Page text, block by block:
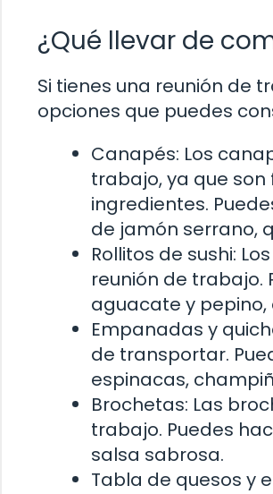
¿Qué llevar de
Si tienes una reunión de
opciones que puedes
Canapés: Los
trabajo, ya que
ingredientes.
de jamón serrano,
Rollitos de sushi:
reunión de trabajo.
aguacate y
Empanadas y
de transportar.
espinacas,
Brochetas: Las
trabajo. Puedes
salsa sabrosa.
Tabla de quesos y